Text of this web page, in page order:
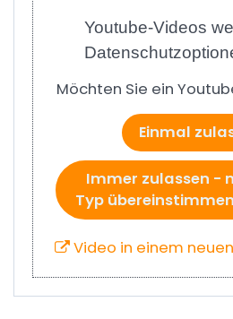
Youtube-Videos
Möchten Sie ein
Einmal
Immer zulassen -
Typ
Video in einem